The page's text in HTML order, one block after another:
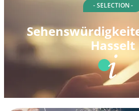
- SELECTION -
Hasselt